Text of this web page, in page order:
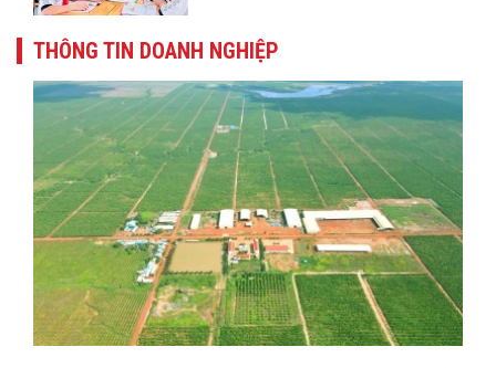
THÔNG TIN DOANH NGHIỆP